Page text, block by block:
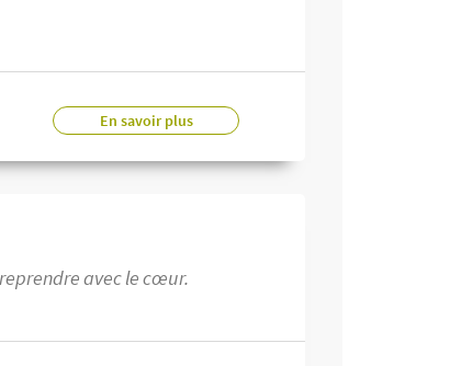
En savoir plus
avec le cœur.